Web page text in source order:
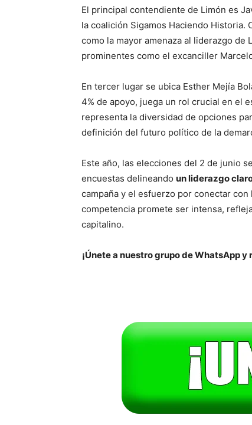
El principal contendiente de Limón es
la coalición Sigamos Haciendo Historia.
como la mayor amenaza al liderazgo de
prominentes como el excanciller
En tercer lugar se ubica Esther Mejía
4% de apoyo, juega un rol crucial en el
representa la diversidad de opciones
definición del futuro político de la
Este año, las elecciones del 2 de junio
encuestas delineando un liderazgo
campaña y el esfuerzo por conectar
competencia promete ser intensa,
capitalino.
¡Únete a nuestro grupo de WhatsApp